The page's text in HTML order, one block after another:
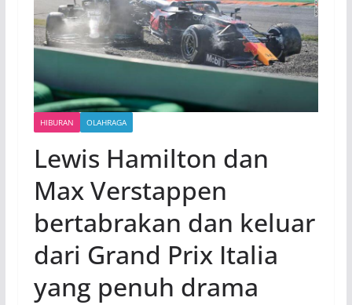
HIBURAN OLAHRAGA
Lewis Hamilton dan
Max Verstappen
bertabrakan dan keluar
dari Grand Prix Italia
yang penuh drama